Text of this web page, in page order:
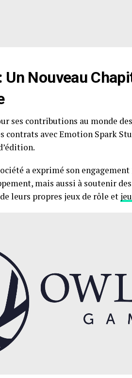
: Un Nouveau
ses contributions au monde
contrats avec Emotion Spark
a exprimé son
mais aussi à soutenir
leurs propres jeux de rôle et